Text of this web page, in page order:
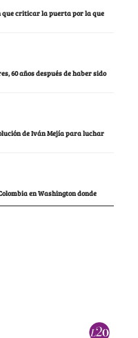
que criticar la puerta por la que
60 años después de haber sido
de Iván Mejía para luchar
en Washington donde